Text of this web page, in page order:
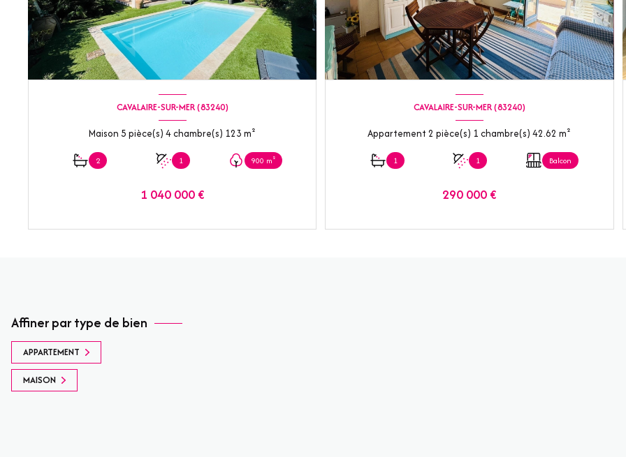
CAVALAIRE-SUR-MER (83240)
Maison 5 pièce(s) 4 chambre(s) 123 m²
2 1 900 m²
1 040 000 €
VOIR LE BIEN
CAVALAIRE-SUR-MER (83240)
Appartement 2 pièce(s) 1 chambre(s) 42.62 m²
1 1 Balcon
290 000 €
VOIR LE BIEN
Affiner par type de bien
APPARTEMENT
MAISON